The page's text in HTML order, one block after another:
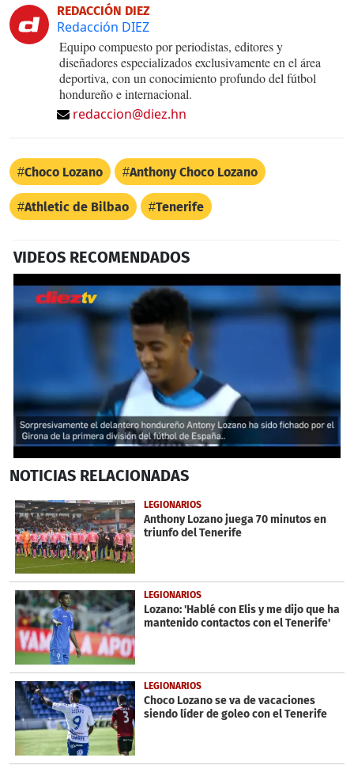
REDACCIÓN DIEZ
Redacción DIEZ
Equipo compuesto por periodistas, editores y
diseñadores especializados exclusivamente en el área
deportiva, con un conocimiento profundo del fútbol
hondureño e internacional.
redaccion@diez.hn
Choco Lozano Anthony Choco Lozano
Athletic de Bilbao Tenerife
VIDEOS RECOMENDADOS
of
seconds
NOTICIAS RELACIONADAS
LEGIONARIOS
Anthony Lozano juega 70 minutos en
triunfo del Tenerife
LEGIONARIOS
Lozano: 'Hablé con Elis y me dijo que ha
mantenido contactos con el Tenerife'
LEGIONARIOS
Choco Lozano se va de vacaciones
siendo líder de goleo con el Tenerife